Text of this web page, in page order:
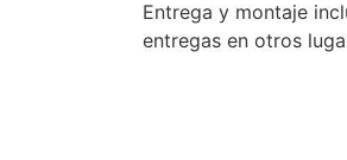
Entrega y montaje
entregas en otros